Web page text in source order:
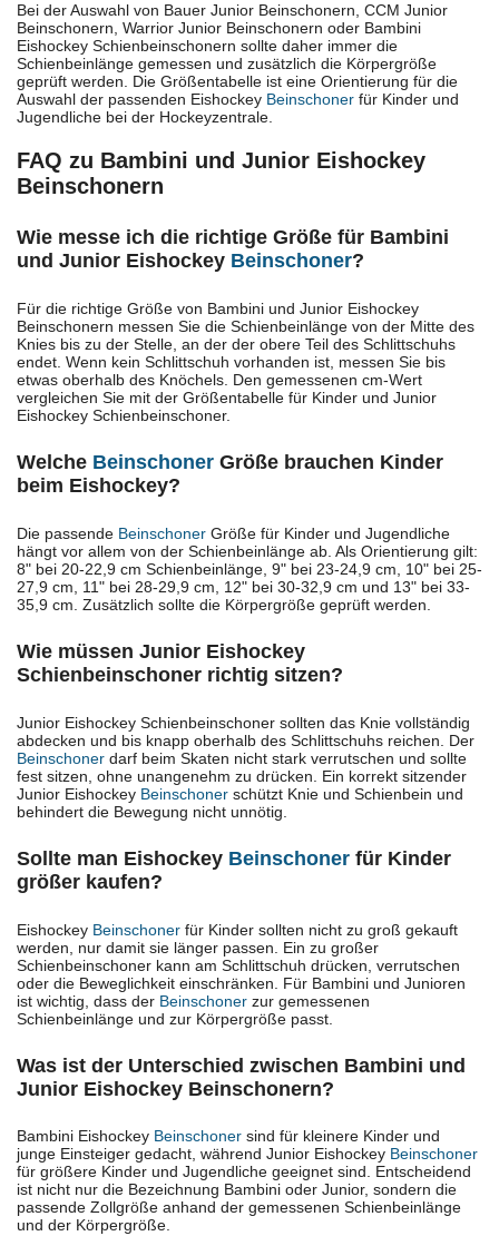
Bei der Auswahl von Bauer Junior Beinschonern, CCM Junior
Beinschonern, Warrior Junior Beinschonern oder Bambini
Eishockey Schienbeinschonern sollte daher immer die
Schienbeinlänge gemessen und zusätzlich die Körpergröße
geprüft werden. Die Größentabelle ist eine Orientierung für die
Auswahl der passenden Eishockey Beinschoner für Kinder und
Jugendliche bei der Hockeyzentrale.
FAQ zu Bambini und Junior Eishockey
Beinschonern
Wie messe ich die richtige Größe für Bambini
und Junior Eishockey Beinschoner?
Für die richtige Größe von Bambini und Junior Eishockey
Beinschonern messen Sie die Schienbeinlänge von der Mitte des
Knies bis zu der Stelle, an der der obere Teil des Schlittschuhs
endet. Wenn kein Schlittschuh vorhanden ist, messen Sie bis
etwas oberhalb des Knöchels. Den gemessenen cm-Wert
vergleichen Sie mit der Größentabelle für Kinder und Junior
Eishockey Schienbeinschoner.
Welche Beinschoner Größe brauchen Kinder
beim Eishockey?
Die passende Beinschoner Größe für Kinder und Jugendliche
hängt vor allem von der Schienbeinlänge ab. Als Orientierung gilt:
8" bei 20-22,9 cm Schienbeinlänge, 9" bei 23-24,9 cm, 10" bei 25-
27,9 cm, 11" bei 28-29,9 cm, 12" bei 30-32,9 cm und 13" bei 33-
35,9 cm. Zusätzlich sollte die Körpergröße geprüft werden.
Wie müssen Junior Eishockey
Schienbeinschoner richtig sitzen?
Junior Eishockey Schienbeinschoner sollten das Knie vollständig
abdecken und bis knapp oberhalb des Schlittschuhs reichen. Der
Beinschoner darf beim Skaten nicht stark verrutschen und sollte
fest sitzen, ohne unangenehm zu drücken. Ein korrekt sitzender
Junior Eishockey Beinschoner schützt Knie und Schienbein und
behindert die Bewegung nicht unnötig.
Sollte man Eishockey Beinschoner für Kinder
größer kaufen?
Eishockey Beinschoner für Kinder sollten nicht zu groß gekauft
werden, nur damit sie länger passen. Ein zu großer
Schienbeinschoner kann am Schlittschuh drücken, verrutschen
oder die Beweglichkeit einschränken. Für Bambini und Junioren
ist wichtig, dass der Beinschoner zur gemessenen
Schienbeinlänge und zur Körpergröße passt.
Was ist der Unterschied zwischen Bambini und
Junior Eishockey Beinschonern?
Bambini Eishockey Beinschoner sind für kleinere Kinder und
junge Einsteiger gedacht, während Junior Eishockey Beinschoner
für größere Kinder und Jugendliche geeignet sind. Entscheidend
ist nicht nur die Bezeichnung Bambini oder Junior, sondern die
passende Zollgröße anhand der gemessenen Schienbeinlänge
und der Körpergröße.